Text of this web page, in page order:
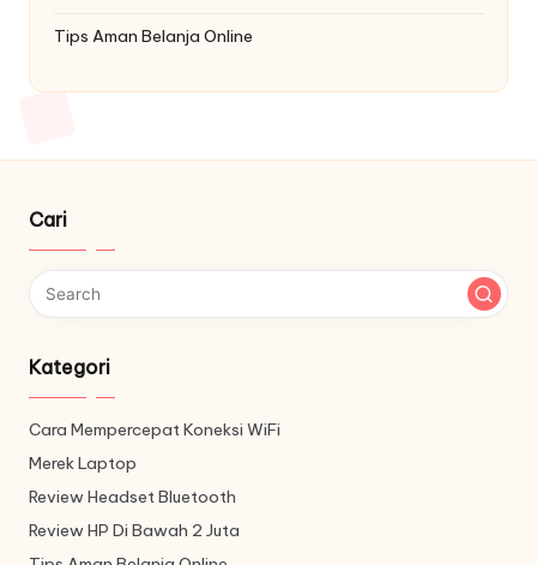
Tips Aman Belanja Online
Cari
Kategori
Cara Mempercepat Koneksi WiFi
Merek Laptop
Review Headset Bluetooth
Review HP Di Bawah 2 Juta